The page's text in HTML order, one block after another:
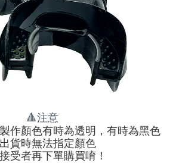
🔺注意
作顏色有時為透明，有時為黑色
貨時無法指定顏色
受者再下單購買唷！